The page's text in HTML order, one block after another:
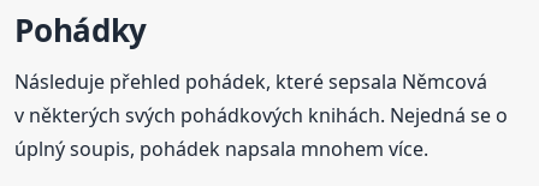
Pohádky
Následuje přehled pohádek, které sepsala Němcová
v některých svých pohádkových knihách. Nejedná se o
úplný soupis, pohádek napsala mnohem více.